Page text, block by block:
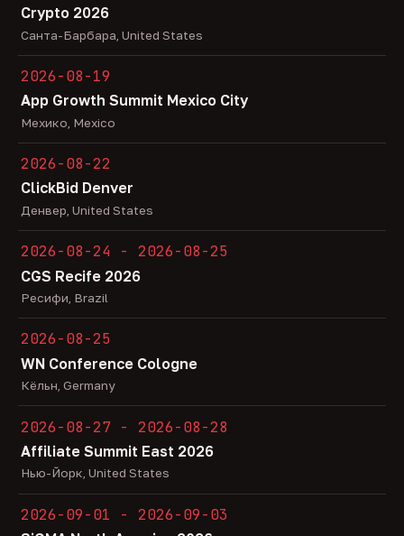
Crypto 2026
Санта-Барбара, United States
2026-08-19
App Growth Summit Mexico City
Мехико, Mexico
2026-08-22
ClickBid Denver
Денвер, United States
2026-08-24 - 2026-08-25
CGS Recife 2026
Ресифи, Brazil
2026-08-25
WN Conference Cologne
Кёльн, Germany
2026-08-27 - 2026-08-28
Affiliate Summit East 2026
Нью-Йорк, United States
2026-09-01 - 2026-09-03